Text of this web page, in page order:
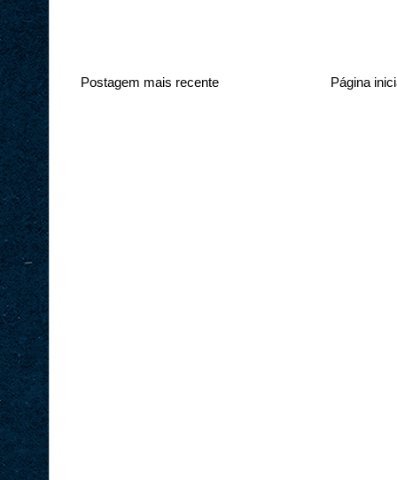
Postagem mais recente Página